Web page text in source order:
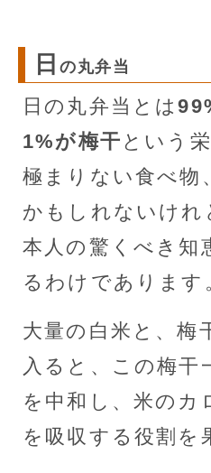
日 の丸弁当
日の丸弁当とは
1%が梅干 という
極まりない食べ物
かもしれないけれ
本人の驚くべき知
るわけであります
大量の白米と、梅
入ると、この梅干
を中和し、米のカ
を吸収する役割を